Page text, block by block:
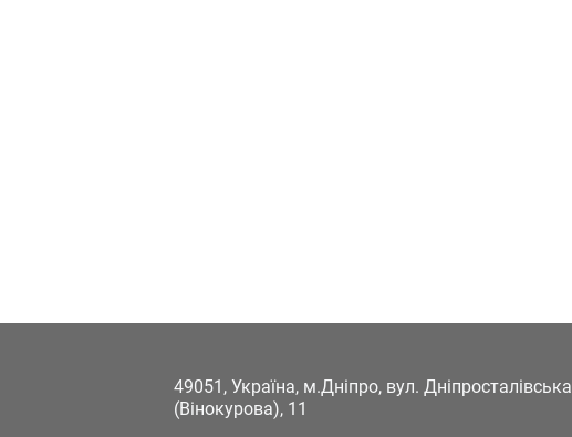
49051, Україна, м.Дніпро, вул. Дніпросталівська
(Вінокурова), 11